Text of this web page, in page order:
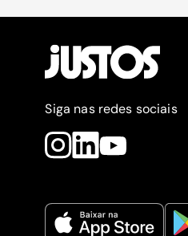
Siga nas redes sociais